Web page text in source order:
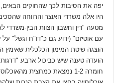
יפה את הסיבות לכך שהחוקים
היו אלה משרדי האוצר והרווחה
מטעה "דין וחשבון הצוות הבין-משרדי
עם אוטיזם" (ידוע גם כ"דו"ח וגשל"
הוצגה שיטת המימון הכלכלית שאימץ
הועדה טענה שיש כביכול ארבע
חומרה 1-2 נמצאת כמחצית